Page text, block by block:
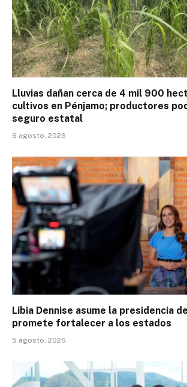
Lluvias dañan cerca de 4 mil 900
cultivos en Pénjamo; productores
seguro estatal
6 agosto, 2026
Libia Dennise asume la presidencia
promete fortalecer a los estados
5 agosto, 2026